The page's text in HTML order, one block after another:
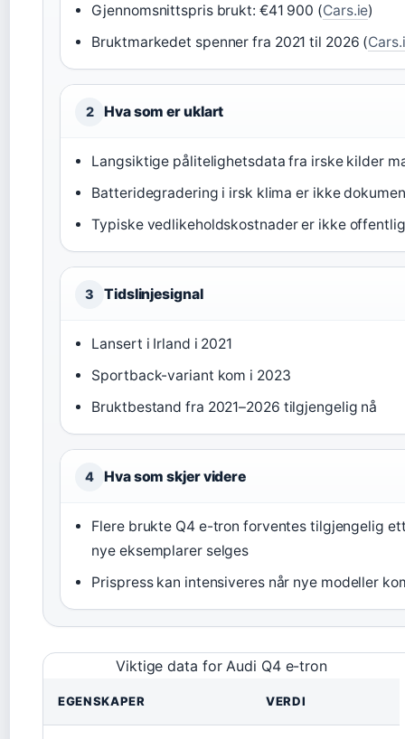
Gjennomsnittspris brukt: €41 900 (Cars.ie)
Bruktmarkedet spenner fra 2021 til 2026 (
2 Hva som er uklart
Langsiktige pålitelighetsdata fra irske kilder
Batteridegradering i irsk klima er ikke
Typiske vedlikeholdskostnader er ikke
3 Tidslinjesignal
Lansert i Irland i 2021
Sportback-variant kom i 2023
Bruktbestand fra 2021–2026 tilgjengelig nå
4 Hva som skjer videre
Flere brukte Q4 e-tron forventes tilgjengelig
nye eksemplarer selges
Prispress kan intensiveres når nye modeller
Viktige data for Audi Q4 e-tron
EGENSKAPER VERDI